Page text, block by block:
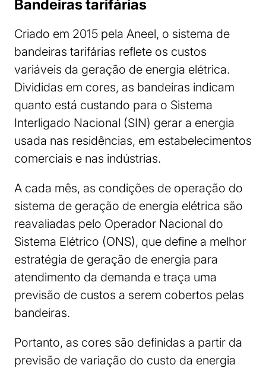
Bandeiras tarifárias
Criado em 2015 pela Aneel, o sistema de
bandeiras tarifárias reflete os custos
variáveis da geração de energia elétrica.
Divididas em cores, as bandeiras indicam
quanto está custando para o Sistema
Interligado Nacional (SIN) gerar a energia
usada nas residências, em estabelecimentos
comerciais e nas indústrias.
A cada mês, as condições de operação do
sistema de geração de energia elétrica são
reavaliadas pelo Operador Nacional do
Sistema Elétrico (ONS), que define a melhor
estratégia de geração de energia para
atendimento da demanda e traça uma
previsão de custos a serem cobertos pelas
bandeiras.
Portanto, as cores são definidas a partir da
previsão de variação do custo da energia